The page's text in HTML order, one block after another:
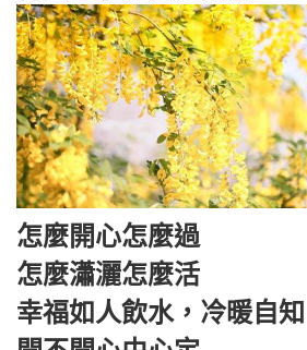
怎麼開心怎麼過
怎麼瀟灑怎麼活
幸福如人飲水，冷暖自知